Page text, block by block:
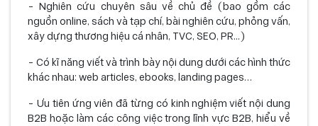
- Nghiên cứu chuyên sâu về chủ đề (bao gồm các
nguồn online, sách và tạp chí, bài nghiên cứu, phỏng vấn,
xây dựng thương hiệu cá nhân, TVC, SEO, PR...)
- Có kĩ năng viết và trình bày nội dung dưới các hình thức
khác nhau: web articles, ebooks, landing pages…
- Ưu tiên ứng viên đã từng có kinh nghiệm viết nội dung
B2B hoặc làm các công việc trong lĩnh vực B2B, hiểu về